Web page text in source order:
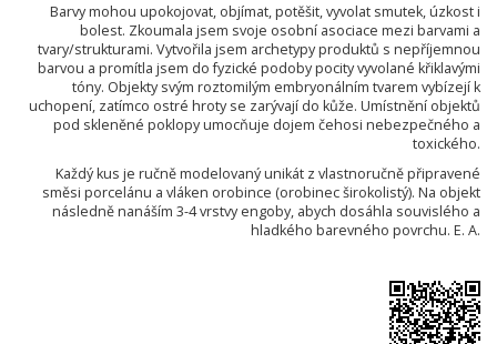
Barvy mohou upokojovat, objímat, potěšit, vyvolat smutek, úzkost i
bolest. Zkoumala jsem svoje osobní asociace mezi barvami a
tvary/strukturami. Vytvořila jsem archetypy produktů s nepříjemnou
barvou a promítla jsem do fyzické podoby pocity vyvolané křiklavými
tóny. Objekty svým roztomilým embryonálním tvarem vybízejí k
uchopení, zatímco ostré hroty se zarývají do kůže. Umístnění objektů
pod skleněné poklopy umocňuje dojem čehosi nebezpečného a
toxického.
Každý kus je ručně modelovaný unikát z vlastnoručně připravené
směsi porcelánu a vláken orobince (orobinec širokolistý). Na objekt
následně nanáším 3-4 vrstvy engoby, abych dosáhla souvislého a
hladkého barevného povrchu. E. A.